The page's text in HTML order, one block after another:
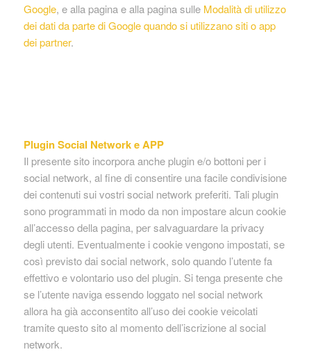
Google, e alla pagina e alla pagina sulle Modalità di utilizzo
dei dati da parte di Google quando si utilizzano siti o app
dei partner.
Plugin Social Network e APP
Il presente sito incorpora anche plugin e/o bottoni per i
social network, al fine di consentire una facile condivisione
dei contenuti sui vostri social network preferiti. Tali plugin
sono programmati in modo da non impostare alcun cookie
all’accesso della pagina, per salvaguardare la privacy
degli utenti. Eventualmente i cookie vengono impostati, se
così previsto dai social network, solo quando l’utente fa
effettivo e volontario uso del plugin. Si tenga presente che
se l’utente naviga essendo loggato nel social network
allora ha già acconsentito all’uso dei cookie veicolati
tramite questo sito al momento dell’iscrizione al social
network.